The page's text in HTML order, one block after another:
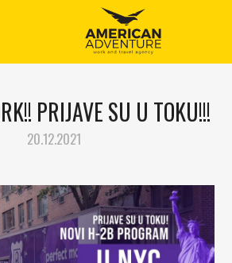
PRIJAVE SU U TOKU!!!
20.12.2021